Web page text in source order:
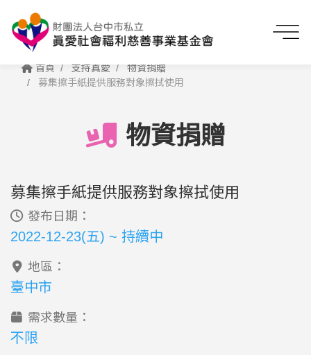
首頁 支持真愛
物資捐贈
募集擦手紙提供服務對象擦拭使用
物資捐贈
募集擦手紙提供服務對象擦拭使用
發布日期：
2022-12-23(五) ~ 持續中
地區：
臺中市
需求數量：
不限